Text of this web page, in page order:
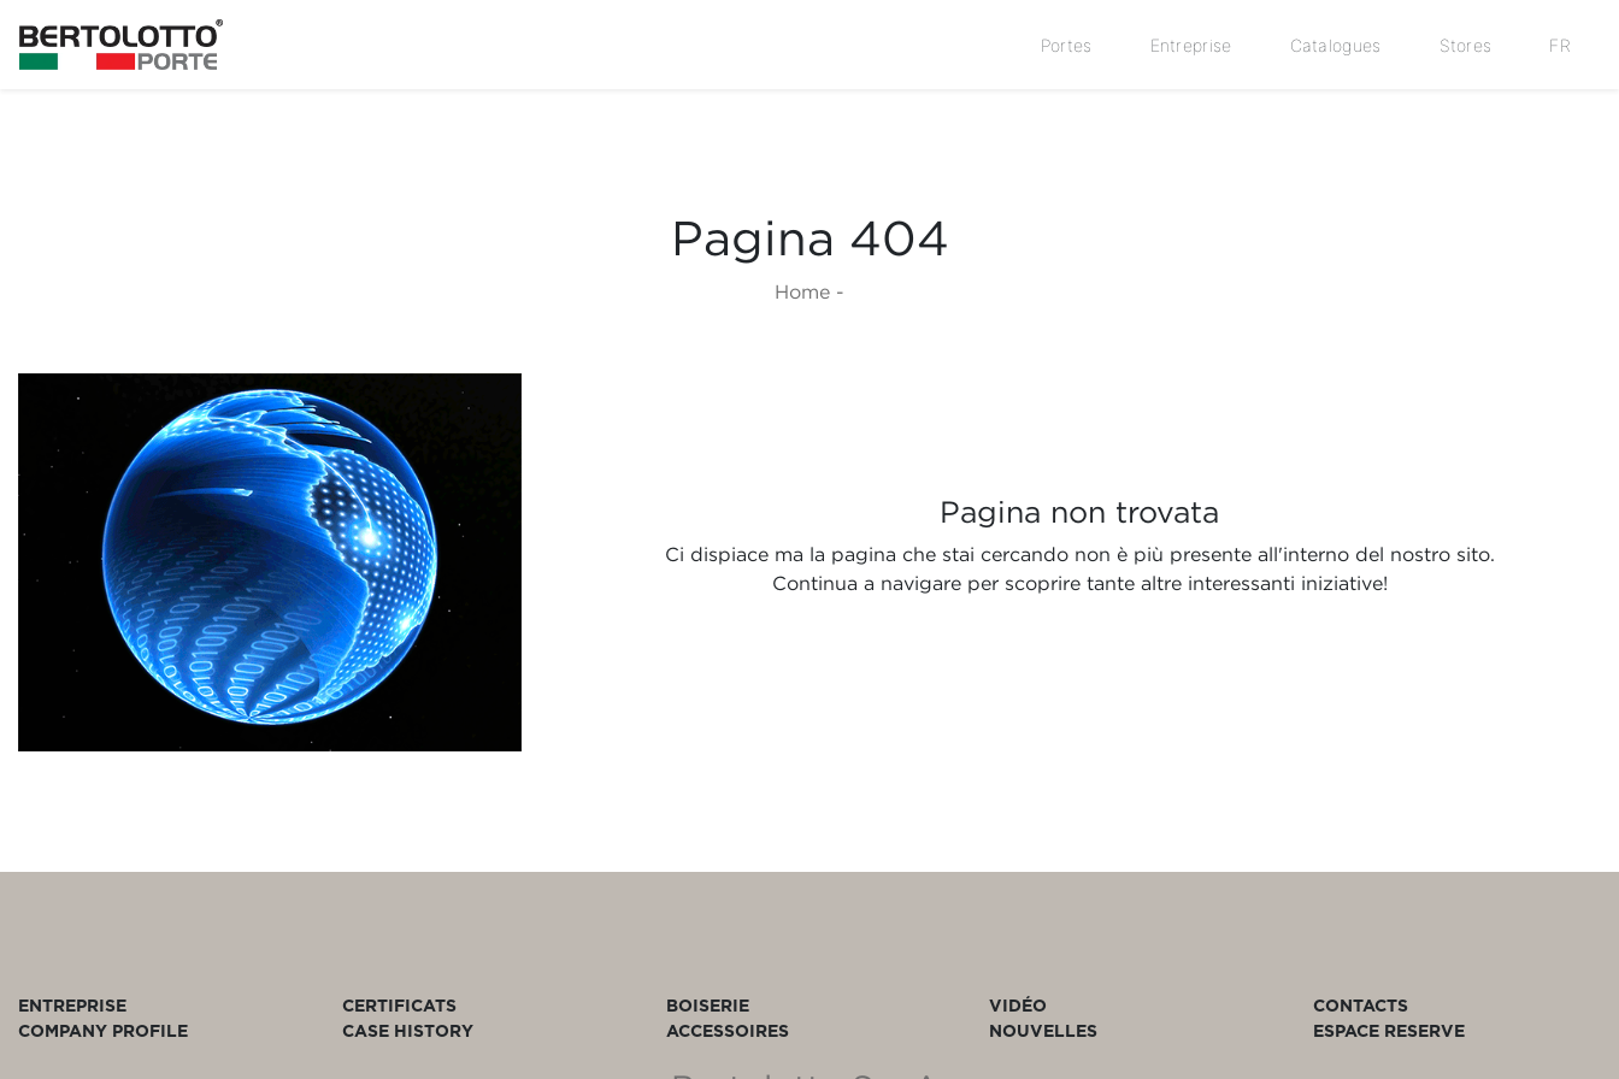
Portes Entreprise Catalogues Stores FR
Pagina 404
Home -
Pagina non trovata
Ci dispiace ma la pagina che stai cercando non è più presente all'interno del nostro sito.
Continua a navigare per scoprire tante altre interessanti iniziative!
ENTREPRISE
COMPANY PROFILE
CERTIFICATS
CASE HISTORY
BOISERIE
ACCESSOIRES
VIDÉO
NOUVELLES
CONTACTS
ESPACE RESERVE